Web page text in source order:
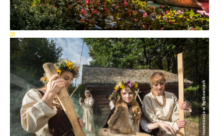
30
Inscenizacja w Będkowicach